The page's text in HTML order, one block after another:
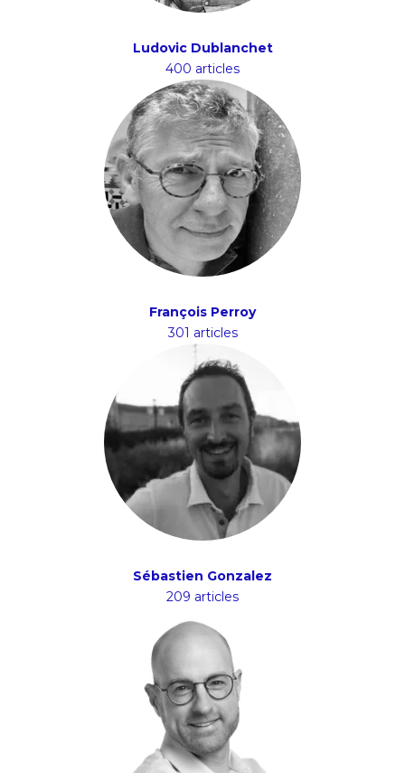
Ludovic Dublanchet
400 articles
François Perroy
301 articles
Sébastien Gonzalez
209 articles